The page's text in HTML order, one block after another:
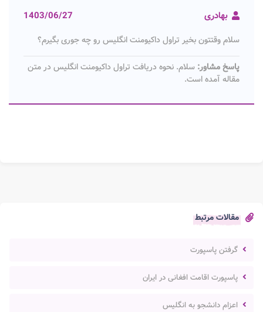
مقالات مرتبط
گرفتن پاسپورت
پاسپورت اقامت افغانی در ایران
اعزام دانشجو به انگلیس
بهادری 1403/06/27
سلام وقتتون بخیر تراول داکیومنت انگلیس رو چه جوری بگیرم؟
پاسخ مشاور: سلام. نحوه دریافت تراول داکیومنت انگلیس در متن
مقاله آمده است.